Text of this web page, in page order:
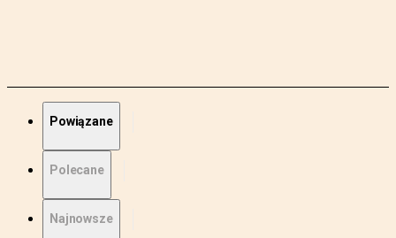
Powiązane
Polecane
Najnowsze